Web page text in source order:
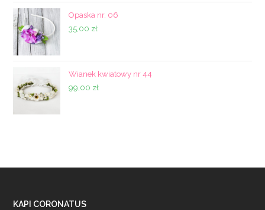
Opaska nr. 06
35,00 zł
Wianek kwiatowy nr 44
99,00 zł
KAPI CORONATUS